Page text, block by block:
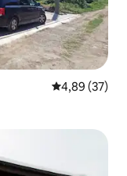
Évaluation
4,89 (37)